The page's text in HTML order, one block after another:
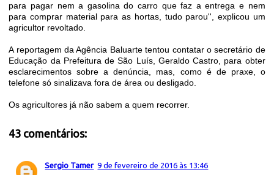
para pagar nem a gasolina do carro que faz a entrega e nem
para comprar material para as hortas, tudo parou'', explicou um
agricultor revoltado.
A reportagem da Agência Baluarte tentou contatar o secretário de
Educação da Prefeitura de São Luís, Geraldo Castro, para obter
esclarecimentos sobre a denúncia, mas, como é de praxe, o
telefone só sinalizava fora de área ou desligado.
Os agricultores já não sabem a quem recorrer.
43 comentários:
Sergio Tamer 9 de fevereiro de 2016 às 13:46